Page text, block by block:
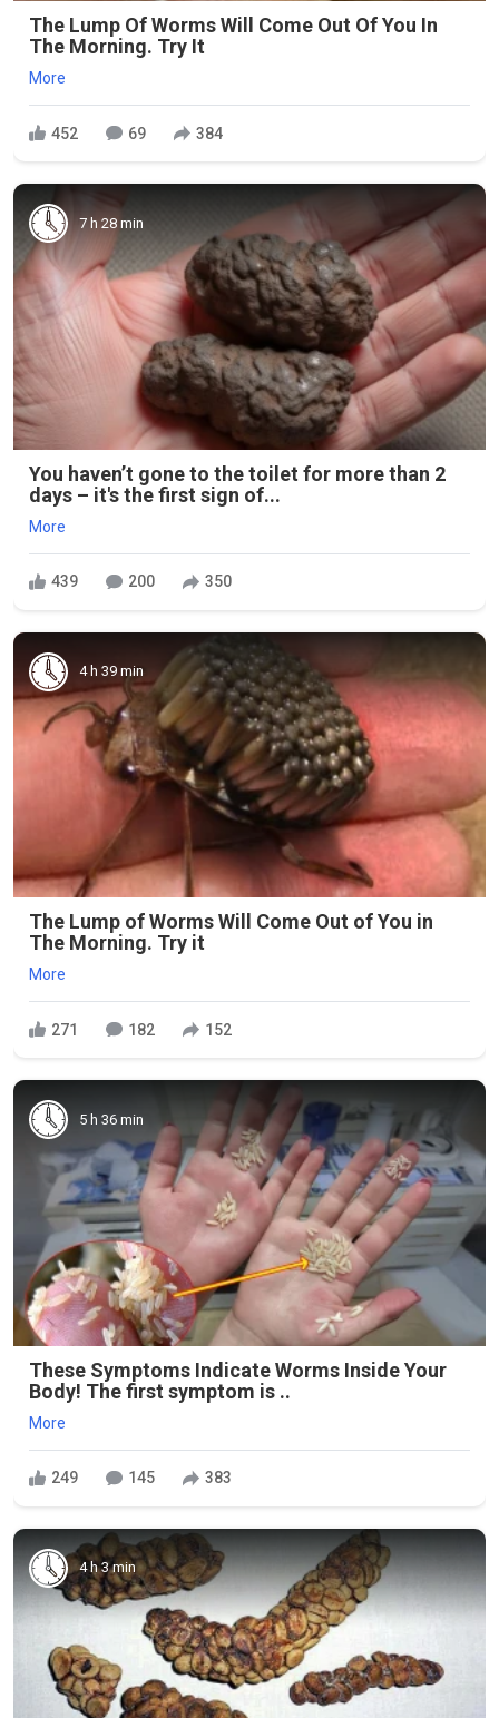
The Lump Of Worms Will Come Out Of You In
The Morning. Try It
More
452 69 384
7 h 28 min
You haven’t gone to the toilet for more than 2
days – it's the first sign of...
More
439 200 350
4 h 39 min
The Lump of Worms Will Come Out of You in
The Morning. Try it
More
271 182 152
5 h 36 min
These Symptoms Indicate Worms Inside Your
Body! The first symptom is ..
More
249 145 383
4 h 3 min